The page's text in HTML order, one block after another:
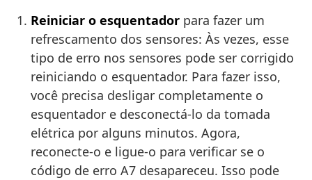
Reiniciar o esquentador para fazer um
refrescamento dos sensores: Às vezes, esse
tipo de erro nos sensores pode ser corrigido
reiniciando o esquentador. Para fazer isso,
você precisa desligar completamente o
esquentador e desconectá-lo da tomada
elétrica por alguns minutos. Agora,
reconecte-o e ligue-o para verificar se o
código de erro A7 desapareceu. Isso pode